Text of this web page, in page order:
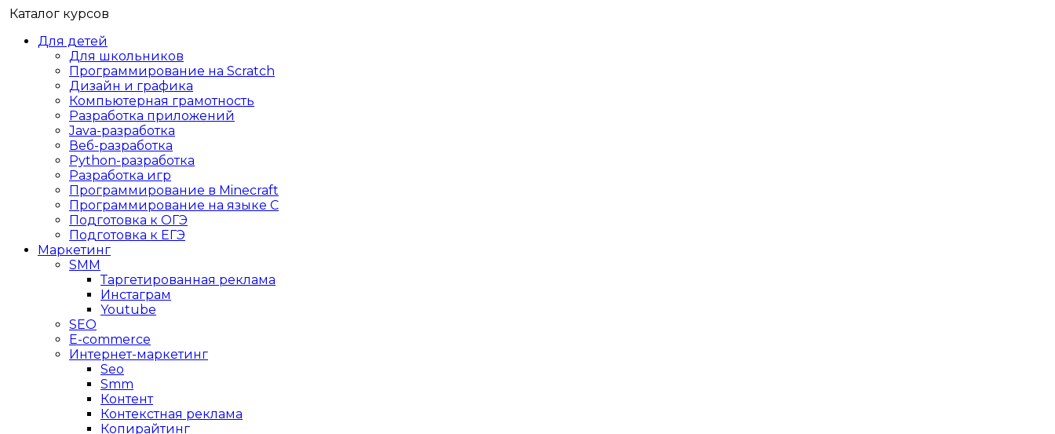
Каталог курсов
Для детей
Для школьников
Программирование на Scratch
Дизайн и графика
Компьютерная грамотность
Разработка приложений
Java-разработка
Веб-разработка
Python-разработка
Разработка игр
Программирование в Minecraft
Программирование на языке C
Подготовка к ОГЭ
Подготовка к ЕГЭ
Маркетинг
SMM
Таргетированная реклама
Инстаграм
Youtube
SEO
E-сommerce
Интернет-маркетинг
Seo
Smm
Контент
Контекстная реклама
Копирайтинг